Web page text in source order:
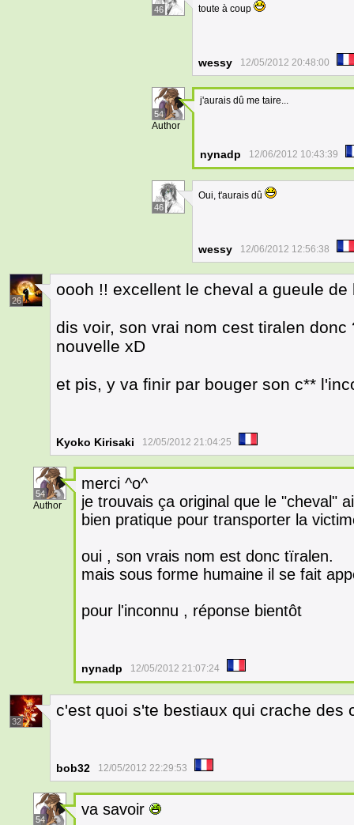
46
toute à coup
wessy 12/05/2012 20:48:00
54
Author
j'aurais dû me taire...
nynadp 12/06/2012 10:43:39
46
Oui, t'aurais dû
wessy 12/06/2012 12:56:38
26
oooh !! excellent le cheval a gueule
dis voir, son vrai nom cest tiralen
nouvelle xD
et pis, y va finir par bouger son c**
Kyoko Kirisaki 12/05/2012 21:04:25
54
Author
merci ^o^
je trouvais ça original que le "cheval"
bien pratique pour transporter la
oui , son vrais nom est donc tïralen.
mais sous forme humaine il se fait
pour l'inconnu , réponse bientôt
nynadp 12/05/2012 21:07:24
32
c'est quoi s'te bestiaux qui crache des
bob32 12/05/2012 22:29:53
54
va savoir